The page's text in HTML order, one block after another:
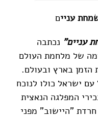
עניים
עניים" נכתבה
1940, בעיצומה של מלחמת העולם
הזמן בארץ ובעולם.
ישראל כולו לנוכח
המפלגה הנאצית
"היישוב" מפני